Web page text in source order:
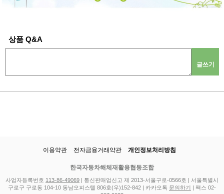
상품 Q&A
글쓰기
이용약관 전자금융거래약관 개인정보처리방침
한국자동차해체재활용협동조합
사업자등록번호 113-86-49069 | 통신판매업신고 제 2013-서울구로-0566호 | 서울특별시
구로구 구로동 104-10 동남오피스텔 806호(우)152-842 | 카카오톡 문의하기
| 팩스 02-